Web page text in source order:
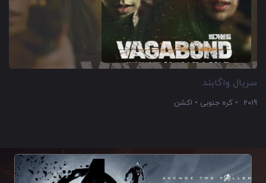
سریال واگابند
2019 کره جنوبی اکشن